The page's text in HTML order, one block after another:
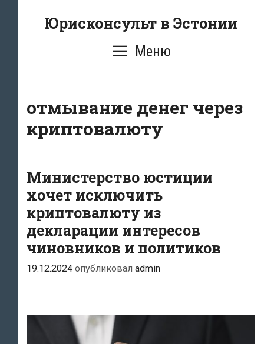
Юрисконсульт в Эстонии
Меню
отмывание денег через
криптовалюту
Министерство юстиции
хочет исключить
криптовалюту из
декларации интересов
чиновников и политиков
19.12.2024 опубликовал admin